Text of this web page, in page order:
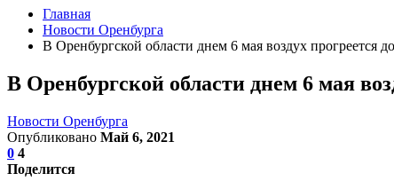
Главная
Новости Оренбурга
В Оренбургской области днем 6 мая воздух прогреется
В Оренбургской области днем 6 мая
Новости Оренбурга
Опубликовано Май 6, 2021
0 4
Поделится